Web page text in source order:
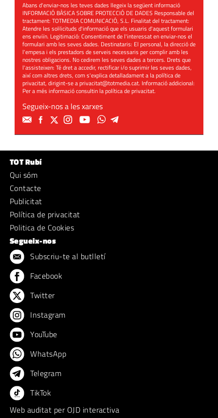
Abans d'enviar-nos les teves dades llegeix la següent informació
INFORMACIÓ BÀSICA SOBRE PROTECCIÓ DE DADES Responsable del
tractament: TOTMEDIA COMUNICACIÓ, S.L. Finalitat del tractament:
Atendre les sol·licituds d'informació que els usuaris d'aquest formulari
ens enviïn. Legitimació: Consentiment de l'interessat en enviar-nos el
formulari amb les seves dades. Destinataris: El personal, la direcció de
l'empesa i els prestadors de serveis necessaris per complir amb les
nostres obligacions. No cedirem les seves dades a tercers. Drets que
l'assisteixen: Té dret a accedir, rectificar i/o suprimir les seves dades,
així com altres drets, com s'explica detalladament a la política de
privacitat, dirigint-se aprivacitat@totmedia.cat. Informació addicional:
Per a més informació consultin lapolítica de privacitat.
Segueix-nos a les xarxes
TOT Rubí
Qui sóm
Contacte
Publicitat
Política de privacitat
Politica de Cookies
Segueix-nos
Subscriu-te al butlletí
Facebook
Twitter
Instagram
YouTube
WhatsApp
Telegram
TikTok
Web auditat per OJD interactiva